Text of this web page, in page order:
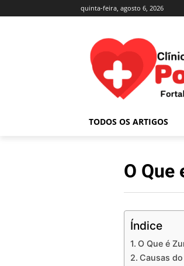
quinta-feira, agosto 6, 2026
TODOS OS ARTIGOS
O Que
Índice
O Que é
Causas